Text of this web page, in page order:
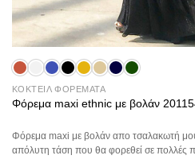
ΚΟΚΤΕΙΛ ΦΟΡΕΜΑΤΑ
Φόρεμα maxi ethnic με βολάν
Φόρεμα maxi με βολάν απο τσαλακωτή
απόλυτη τάση που θα φορεθεί σε πολλές